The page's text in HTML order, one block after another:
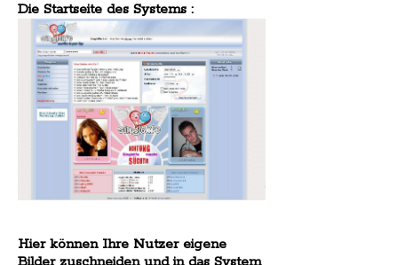
Die Startseite des Systems :
Hier können Ihre Nutzer eigene